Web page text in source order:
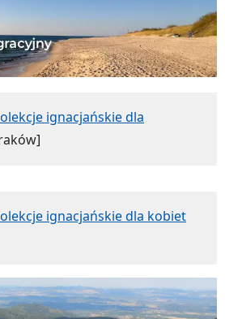
ignacjańskie dla
ignacjańskie dla kobiet